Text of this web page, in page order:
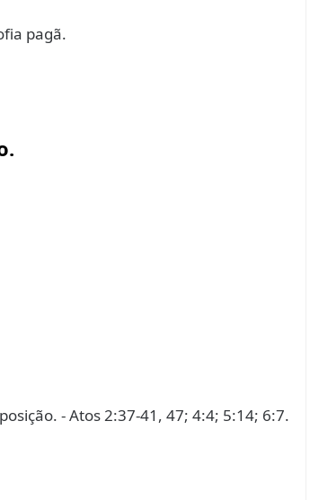
pagã.
- Atos 2:37-41, 47; 4:4; 5:14; 6:7.